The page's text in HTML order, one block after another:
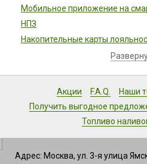
Мобильное приложение на
НПЗ
Накопительные карты
Акции F.A.Q.
Наши
Получить выгодное
Топливо
Адрес: Москва, ул. 3-я улица